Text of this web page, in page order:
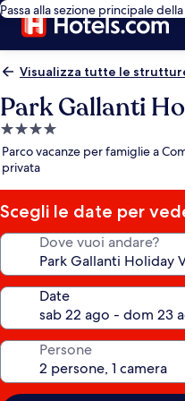
Passa alla sezione principale
Visualizza tutte le
Park Gallanti
Struttura
a
4.0
stelle
Parco vacanze per famiglie a
privata
Scegli le date per
Dove vuoi andare?
Date
Persone